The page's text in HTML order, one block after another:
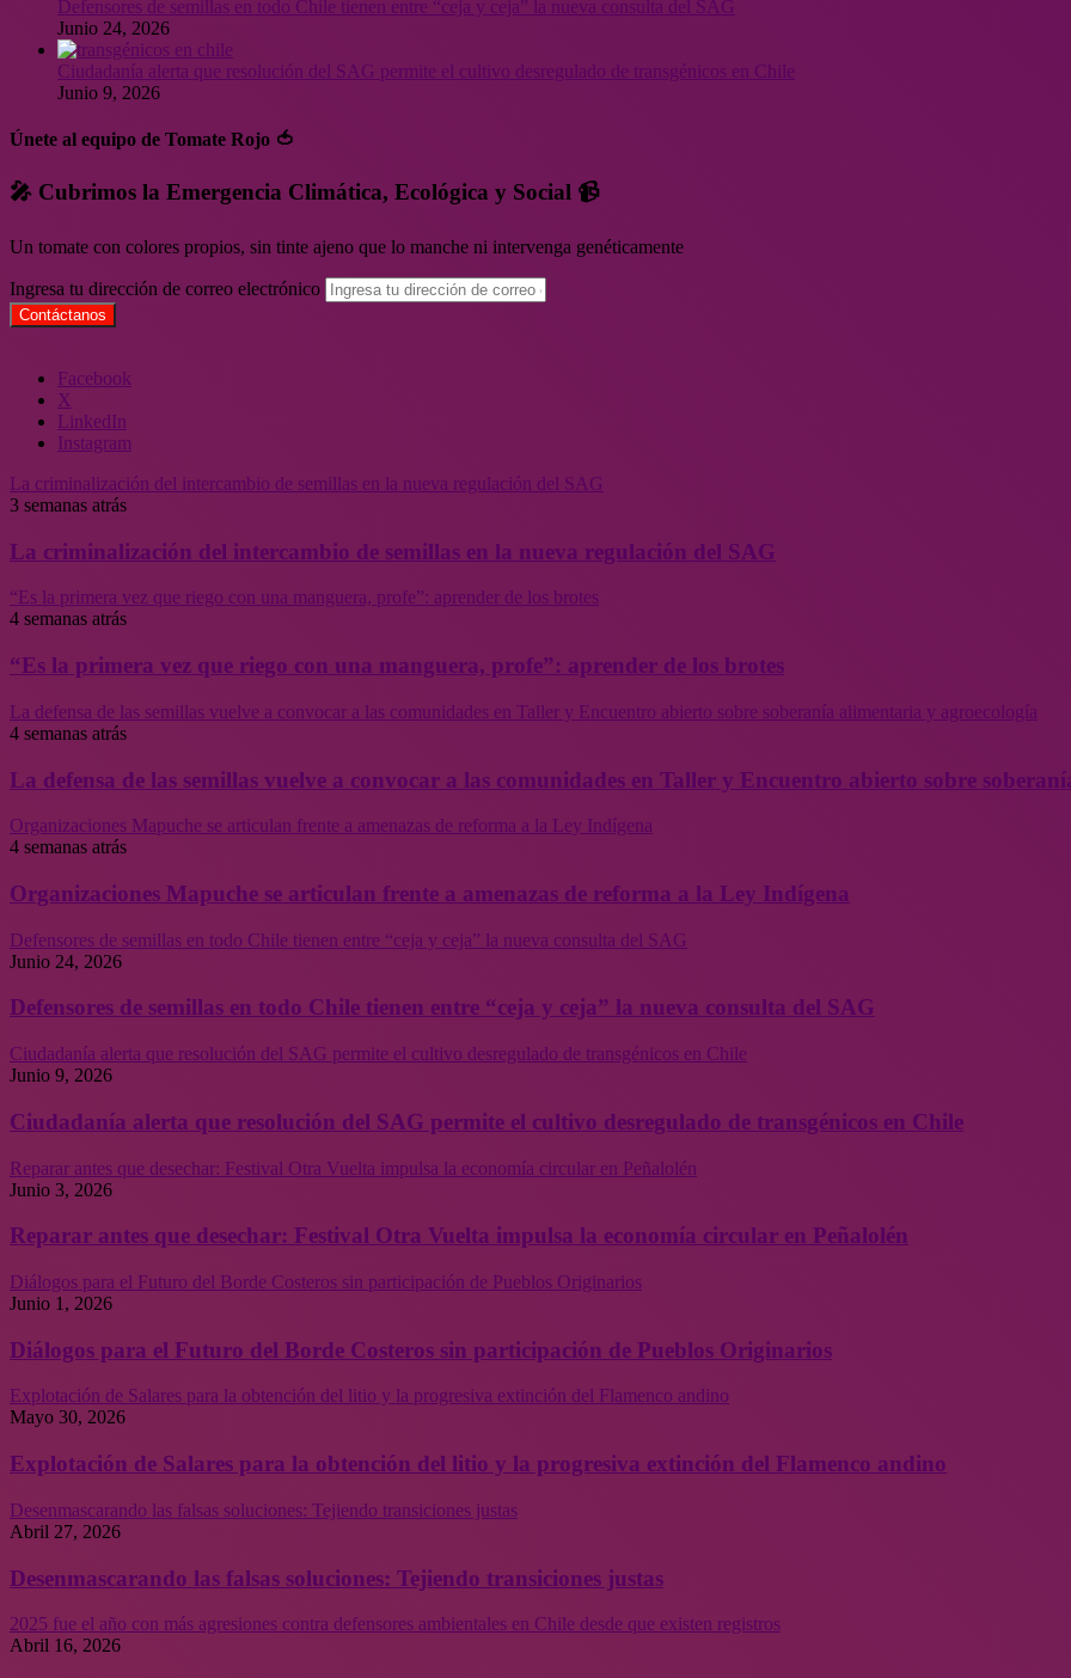
Defensores de semillas en todo Chile tienen entre “ceja y ceja” la nueva consulta del SAG
Junio 24, 2026
Ciudadanía alerta que resolución del SAG permite el cultivo desregulado de transgénicos en Chile
Junio 9, 2026
Únete al equipo de Tomate Rojo 🍅
🎤 Cubrimos la Emergencia Climática, Ecológica y Social 📹
Un tomate con colores propios, sin tinte ajeno que lo manche ni intervenga genéticamente
Ingresa tu dirección de correo electrónico
Facebook
X
LinkedIn
Instagram
La criminalización del intercambio de semillas en la nueva regulación del SAG
3 semanas atrás
La criminalización del intercambio de semillas en la nueva regulación del SAG
“Es la primera vez que riego con una manguera, profe”: aprender de los brotes
4 semanas atrás
“Es la primera vez que riego con una manguera, profe”: aprender de los brotes
La defensa de las semillas vuelve a convocar a las comunidades en Taller y Encuentro abierto sobre soberanía alimentaria y agroecología
4 semanas atrás
La defensa de las semillas vuelve a convocar a las comunidades en Taller y Encuentro abierto sobre
Organizaciones Mapuche se articulan frente a amenazas de reforma a la Ley Indígena
4 semanas atrás
Organizaciones Mapuche se articulan frente a amenazas de reforma a la Ley Indígena
Defensores de semillas en todo Chile tienen entre “ceja y ceja” la nueva consulta del SAG
Junio 24, 2026
Defensores de semillas en todo Chile tienen entre “ceja y ceja” la nueva consulta del SAG
Ciudadanía alerta que resolución del SAG permite el cultivo desregulado de transgénicos en Chile
Junio 9, 2026
Ciudadanía alerta que resolución del SAG permite el cultivo desregulado de transgénicos en Chile
Reparar antes que desechar: Festival Otra Vuelta impulsa la economía circular en Peñalolén
Junio 3, 2026
Reparar antes que desechar: Festival Otra Vuelta impulsa la economía circular en Peñalolén
Diálogos para el Futuro del Borde Costeros sin participación de Pueblos Originarios
Junio 1, 2026
Diálogos para el Futuro del Borde Costeros sin participación de Pueblos Originarios
Explotación de Salares para la obtención del litio y la progresiva extinción del Flamenco andino
Mayo 30, 2026
Explotación de Salares para la obtención del litio y la progresiva extinción del Flamenco andino
Desenmascarando las falsas soluciones: Tejiendo transiciones justas
Abril 27, 2026
Desenmascarando las falsas soluciones: Tejiendo transiciones justas
2025 fue el año con más agresiones contra defensores ambientales en Chile desde que existen registros
Abril 16, 2026